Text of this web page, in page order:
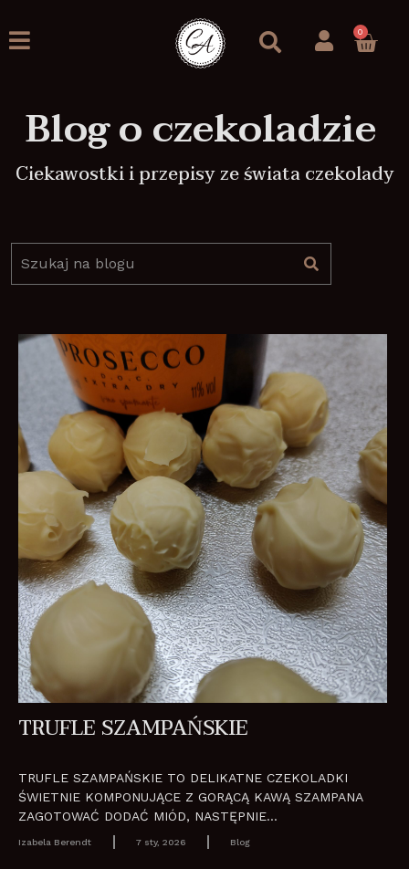
0
Blog o czekoladzie
Ciekawostki i przepisy ze świata czekolady
TRUFLE SZAMPAŃSKIE
TRUFLE SZAMPAŃSKIE TO DELIKATNE CZEKOLADKI
ŚWIETNIE KOMPONUJĄCE Z GORĄCĄ KAWĄ SZAMPANA
ZAGOTOWAĆ DODAĆ MIÓD, NASTĘPNIE...
Izabela Berendt 7 sty, 2026 Blog